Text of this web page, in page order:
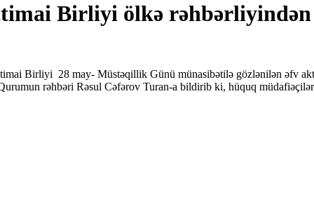
Birliyi ölkə rəhbərliyindən
Birliyi 28 may- Müstəqillik Günü münasibətilə gözlənilən əfv
rəhbəri Rəsul Cəfərov Turan-a bildirib ki, hüquq müdafiəçiləri